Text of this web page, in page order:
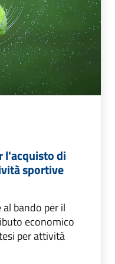
l'acquisto di
sportive
bando per il
economico
per attività